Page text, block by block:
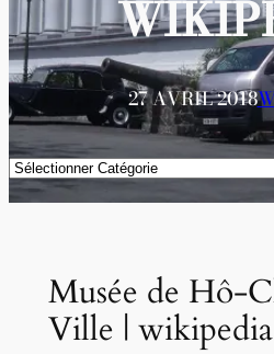
27 AVRIL 2018
Catégories
Musée de Hô-
Ville | wikipedia